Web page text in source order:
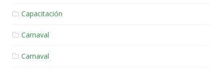
Capacitación
Carnaval
Carnaval